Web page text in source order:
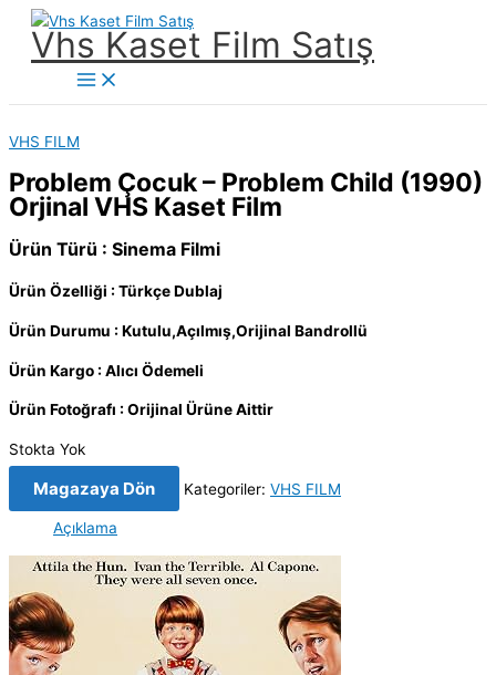
İçeriğe
Vhs Kaset Film Satış
Main
Menu
VHS FILM
Problem Çocuk – Problem Child (1990)
Orjinal VHS Kaset Film
Ürün Türü : Sinema Filmi
Ürün Özelliği : Türkçe Dublaj
Ürün Durumu : Kutulu,Açılmış,Orijinal Bandrollü
Ürün Kargo : Alıcı Ödemeli
Ürün Fotoğrafı : Orijinal Ürüne Aittir
Stokta Yok
Magazaya Dön Kategoriler: VHS FILM
Açıklama